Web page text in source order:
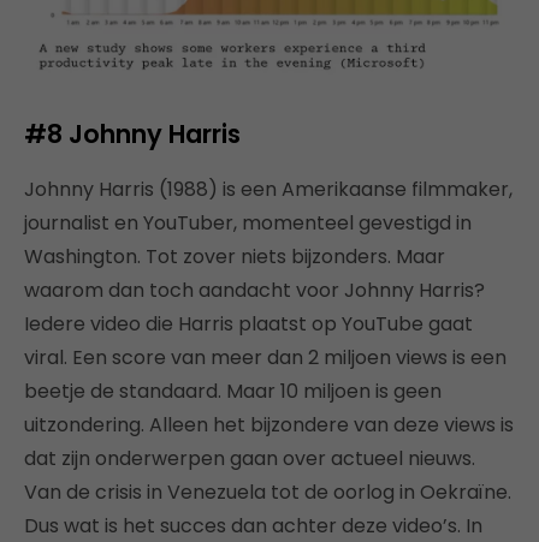
#8 Johnny Harris
Johnny Harris (1988) is een Amerikaanse filmmaker,
journalist en YouTuber, momenteel gevestigd in
Washington. Tot zover niets bijzonders. Maar
waarom dan toch aandacht voor Johnny Harris?
Iedere video die Harris plaatst op YouTube gaat
viral. Een score van meer dan 2 miljoen views is een
beetje de standaard. Maar 10 miljoen is geen
uitzondering. Alleen het bijzondere van deze views is
dat zijn onderwerpen gaan over actueel nieuws.
Van de crisis in Venezuela tot de oorlog in Oekraïne.
Dus wat is het succes dan achter deze video’s. In